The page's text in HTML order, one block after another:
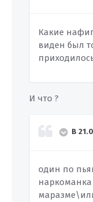
Какие
виден был
И что ?
В
один по
наркоманка